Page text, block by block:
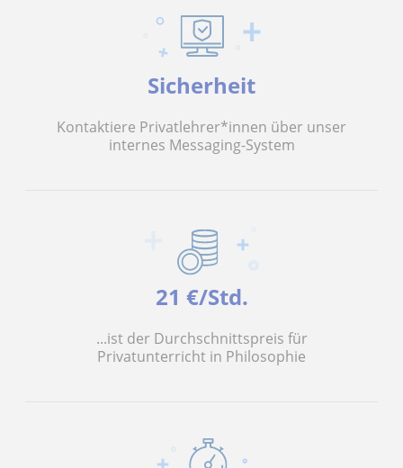
Sicherheit
Kontaktiere Privatlehrer*innen über unser
internes Messaging-System
21 €/Std.
...ist der Durchschnittspreis für
Privatunterricht in Philosophie